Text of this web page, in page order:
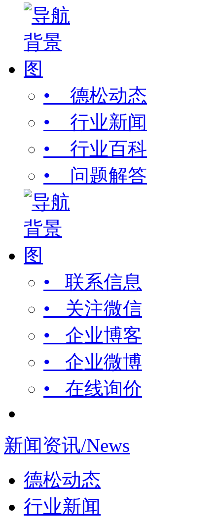
• 德松动态
• 行业新闻
• 行业百科
• 问题解答
• 联系信息
• 关注微信
• 企业博客
• 企业微博
• 在线询价
新闻资讯/News
德松动态
行业新闻